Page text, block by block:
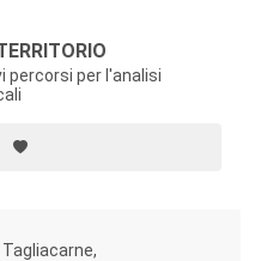
percorsi per l'analisi